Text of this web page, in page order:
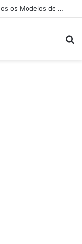
Atualizações AZAMERICA 2026 – Todos os Modelos de Receptores AZAMERICA